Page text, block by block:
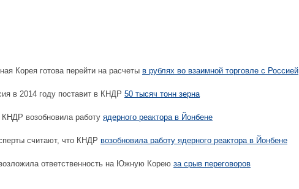
Корея готова перейти на расчеты в рублях во взаимной торговле с Россией
в 2014 году поставит в КНДР 50 тысяч тонн зерна
возобновила работу ядерного реактора в Йонбене
считают, что КНДР возобновила работу ядерного реактора в Йонбене
ответственность на Южную Корею за срыв переговоров